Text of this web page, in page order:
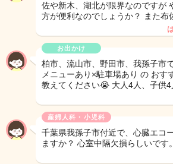
佐や新木、湖北が限界なのですが
方が便利なのでしょうか？ また布
お出かけ
柏市、流山市、野田市、我孫子市
メニューあり×駐車場あり の おす
教えてください😭 大人4人、子供4
産婦人科・小児科
千葉県我孫子市付近で、心臓エコ
ますか？ 心室中隔欠損らしいです。